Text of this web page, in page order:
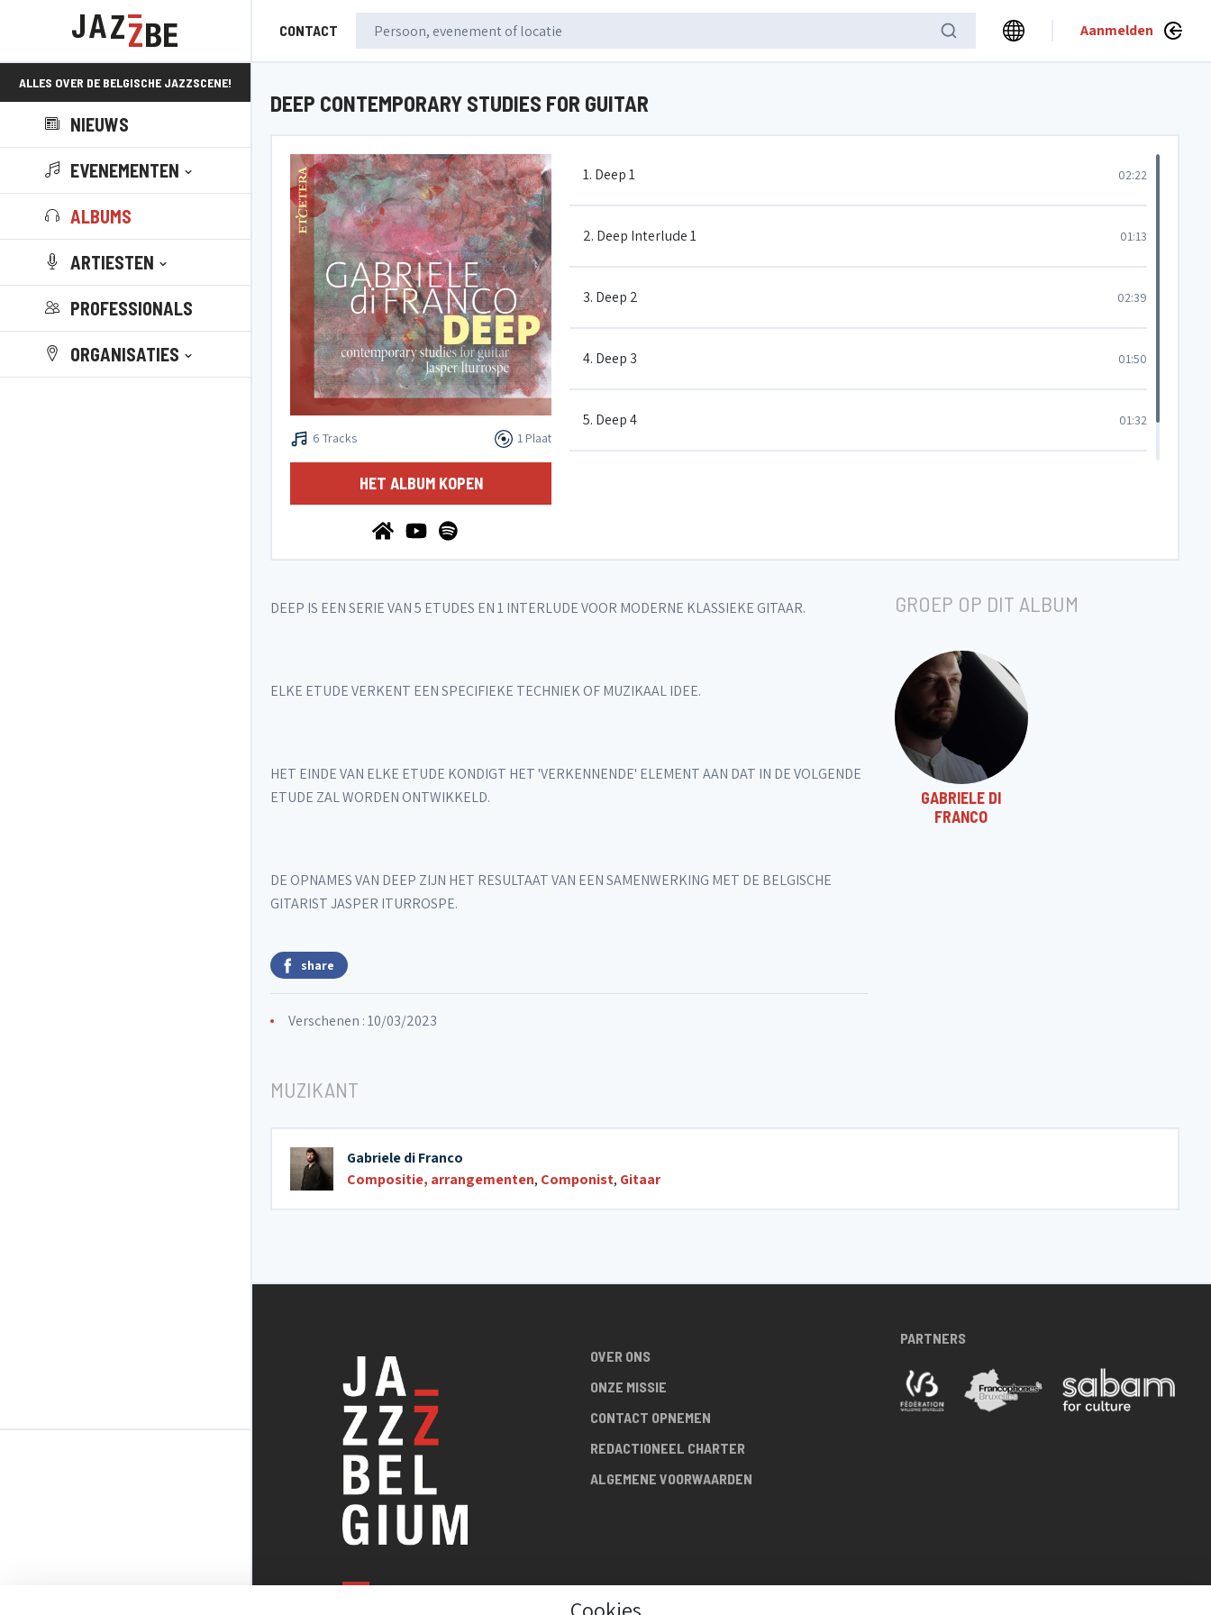
CONTACT Aanmelden
ALLES OVER DE BELGISCHE JAZZSCENE!
NIEUWS
EVENEMENTEN
ALBUMS
ARTIESTEN
PROFESSIONALS
ORGANISATIES
DEEP CONTEMPORARY STUDIES FOR GUITAR
6 Tracks 1 Plaat
HET ALBUM KOPEN
1. Deep 1 02:22
2. Deep Interlude 1 01:13
3. Deep 2 02:39
4. Deep 3 01:50
5. Deep 4 01:32
DEEP IS EEN SERIE VAN 5 ETUDES EN 1 INTERLUDE VOOR MODERNE KLASSIEKE GITAAR.
ELKE ETUDE VERKENT EEN SPECIFIEKE TECHNIEK OF MUZIKAAL IDEE.
HET EINDE VAN ELKE ETUDE KONDIGT HET 'VERKENNENDE' ELEMENT AAN DAT IN DE VOLGENDE
ETUDE ZAL WORDEN ONTWIKKELD.
DE OPNAMES VAN DEEP ZIJN HET RESULTAAT VAN EEN SAMENWERKING MET DE BELGISCHE
GITARIST JASPER ITURROSPE.
share
Verschenen : 10/03/2023
GROEP OP DIT ALBUM
GABRIELE DI
FRANCO
MUZIKANT
Gabriele di Franco
Compositie, arrangementen, Componist, Gitaar
OVER ONS
ONZE MISSIE
CONTACT OPNEMEN
REDACTIONEEL CHARTER
ALGEMENE VOORWAARDEN
PARTNERS